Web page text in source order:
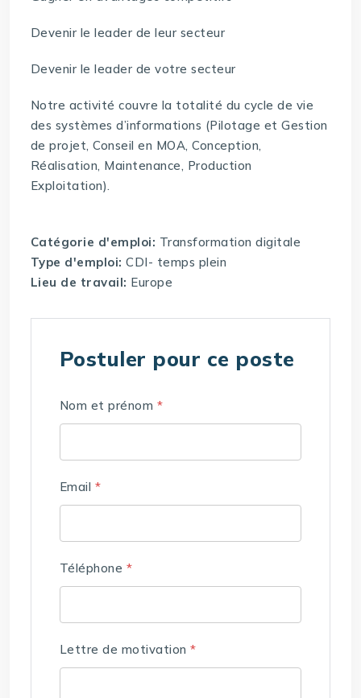
Devenir le leader de leur secteur
Devenir le leader de votre secteur
Notre activité couvre la totalité du cycle de vie
des systèmes d’informations (Pilotage et Gestion
de projet, Conseil en MOA, Conception,
Réalisation, Maintenance, Production
Exploitation).
Catégorie d'emploi: Transformation digitale
Type d'emploi:CDI- temps plein
Lieu de travail: Europe
Postuler pour ce poste
Nom et prénom *
Email *
Téléphone *
Lettre de motivation*